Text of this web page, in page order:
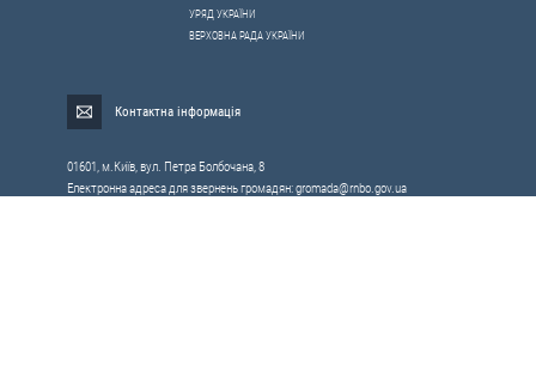
УРЯД УКРАЇНИ
ВЕРХОВНА РАДА УКРАЇНИ
Контактна інформація
01601, м.Київ, вул. Петра Болбочана, 8
Електронна адреса для звернень громадян:gromada@rnbo.gov.ua